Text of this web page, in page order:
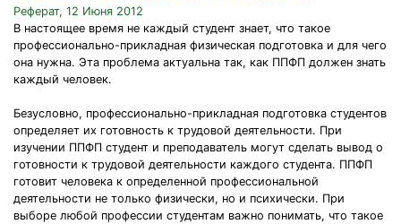
Реферат, 12 Июня 2012
В настоящее время не каждый студент знает, что такое
профессионально-прикладная физическая подготовка и для чего
она нужна. Эта проблема актуальна так, как ППФП должен знать
каждый человек.
Безусловно, профессионально-прикладная подготовка студентов
определяет их готовность к трудовой деятельности. При
изучении ППФП студент и преподаватель могут сделать вывод о
готовности к трудовой деятельности каждого студента. ППФП
готовит человека к определенной профессиональной
деятельности не только физически, но и психически. При
выборе любой профессии студентам важно понимать, что такое